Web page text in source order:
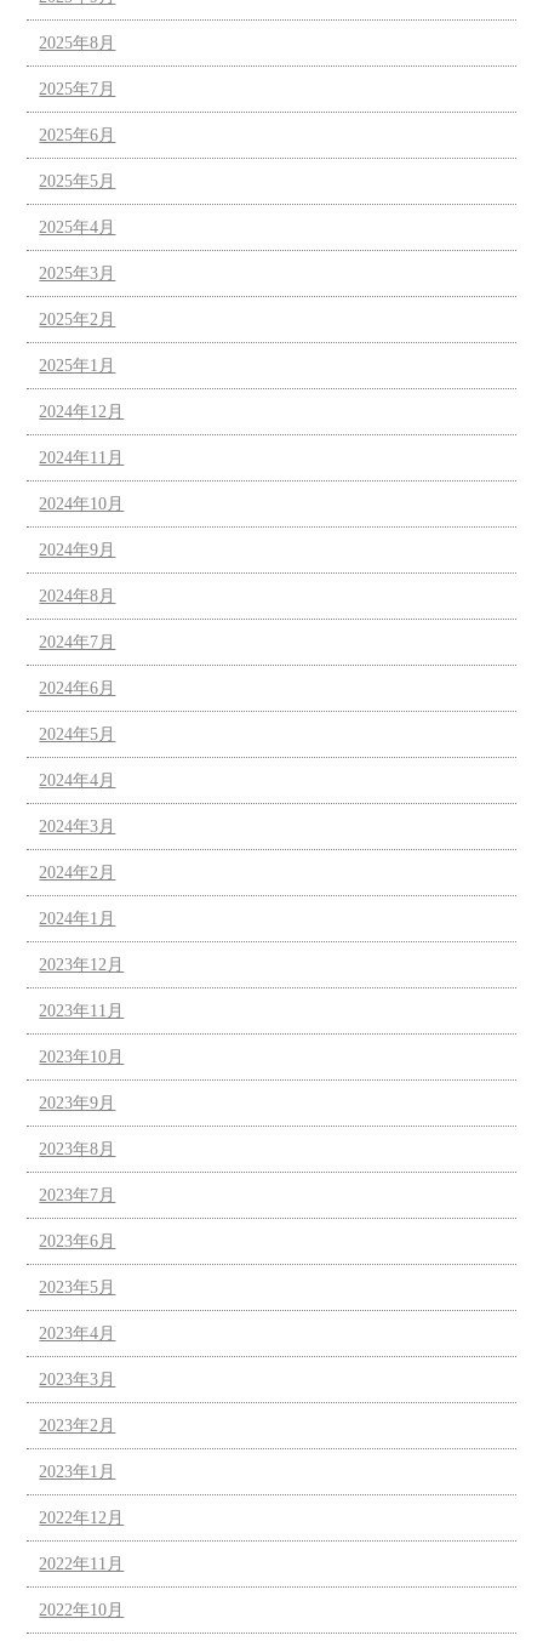
2025年8月
2025年7月
2025年6月
2025年5月
2025年4月
2025年3月
2025年2月
2025年1月
2024年12月
2024年11月
2024年10月
2024年9月
2024年8月
2024年7月
2024年6月
2024年5月
2024年4月
2024年3月
2024年2月
2024年1月
2023年12月
2023年11月
2023年10月
2023年9月
2023年8月
2023年7月
2023年6月
2023年5月
2023年4月
2023年3月
2023年2月
2023年1月
2022年12月
2022年11月
2022年10月